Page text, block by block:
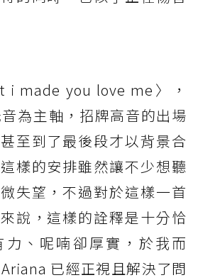
i made you love me〉，
為主軸，招牌高音的出場
至到了最後段才以背景合
樣的安排雖然讓不少想聽
失望，不過對於這樣一首
說，這樣的詮釋是十分恰
力、呢喃卻厚實，於我而
已經正視且解決了問